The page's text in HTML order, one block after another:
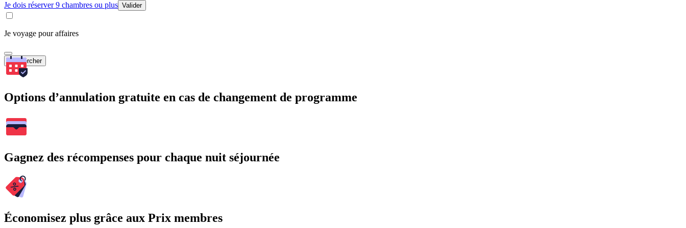
Je dois réserver 9 chambres ou plus Valider
Je voyage pour affaires
Rechercher
Options d’annulation gratuite en cas de changement de programme
Gagnez des récompenses pour chaque nuit séjournée
Économisez plus grâce aux Prix membres